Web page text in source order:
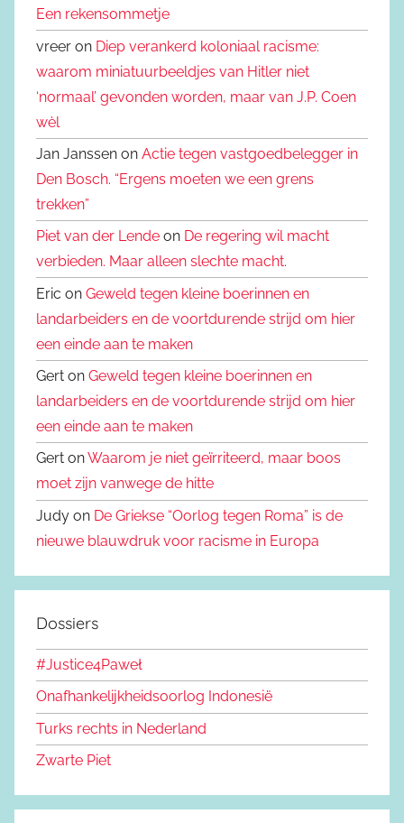
Een rekensommetje
vreer on Diep verankerd koloniaal racisme:
waarom miniatuurbeeldjes van Hitler niet
‘normaal’ gevonden worden, maar van J.P. Coen
wèl
Jan Janssen on Actie tegen vastgoedbelegger in
Den Bosch. “Ergens moeten we een grens
trekken”
Piet van der Lende on De regering wil macht
verbieden. Maar alleen slechte macht.
Eric on Geweld tegen kleine boerinnen en
landarbeiders en de voortdurende strijd om hier
een einde aan te maken
Gert on Geweld tegen kleine boerinnen en
landarbeiders en de voortdurende strijd om hier
een einde aan te maken
Gert onWaarom je niet geïrriteerd, maar boos
moet zijn vanwege de hitte
Judy on De Griekse “Oorlog tegen Roma” is de
nieuwe blauwdruk voor racisme in Europa
Dossiers
#Justice4Paweł
Onafhankelijkheidsoorlog Indonesië
Turks rechts in Nederland
Zwarte Piet